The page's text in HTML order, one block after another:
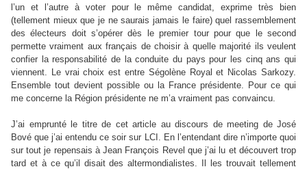
l’un et l’autre à voter pour le même candidat, exprime très bien
(tellement mieux que je ne saurais jamais le faire) quel rassemblement
des électeurs doit s’opérer dès le premier tour pour que le second
permette vraiment aux français de choisir à quelle majorité ils veulent
confier la responsabilité de la conduite du pays pour les cinq ans qui
viennent. Le vrai choix est entre Ségolène Royal et Nicolas Sarkozy.
Ensemble tout devient possible ou la France présidente. Pour ce qui
me concerne la Région présidente ne m’a vraiment pas convaincu.
J’ai emprunté le titre de cet article au discours de meeting de José
Bové que j’ai entendu ce soir sur LCI. En l’entendant dire n’importe quoi
sur tout je repensais à Jean François Revel que j’ai lu et découvert trop
tard et à ce qu’il disait des altermondialistes. Il les trouvait tellement